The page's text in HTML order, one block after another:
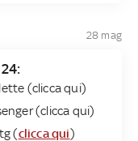
28 mag
(clicca qui)
(clicca qui)
(clicca qui)